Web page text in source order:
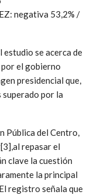
negativa 53,2% /
estudio se acerca de
el gobierno
presidencial que,
por la
Pública del Centro,
repasar el
clave la cuestión
la principal
registro señala que